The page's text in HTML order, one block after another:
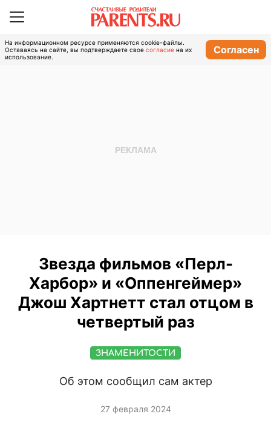
На информационном ресурсе применяются cookie-файлы.
Оставаясь на сайте, вы подтверждаете свое согласие на их
использование.
Согласен
Звезда фильмов «Перл-
Харбор» и «Оппенгеймер»
Джош Хартнетт стал отцом в
четвертый раз
ЗНАМЕНИТОСТИ
Об этом сообщил сам актер
27 февраля 2024